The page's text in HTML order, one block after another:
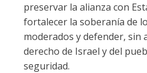
preservar la alianza con
fortalecer la soberanía de
moderados y defender, sin
derecho de Israel y del
seguridad.